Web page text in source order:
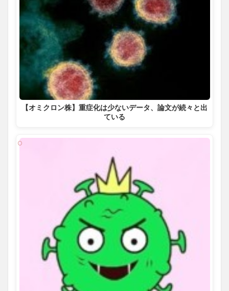
【オミクロン株】重症化は少ないデータ、論文が続々と出
ている